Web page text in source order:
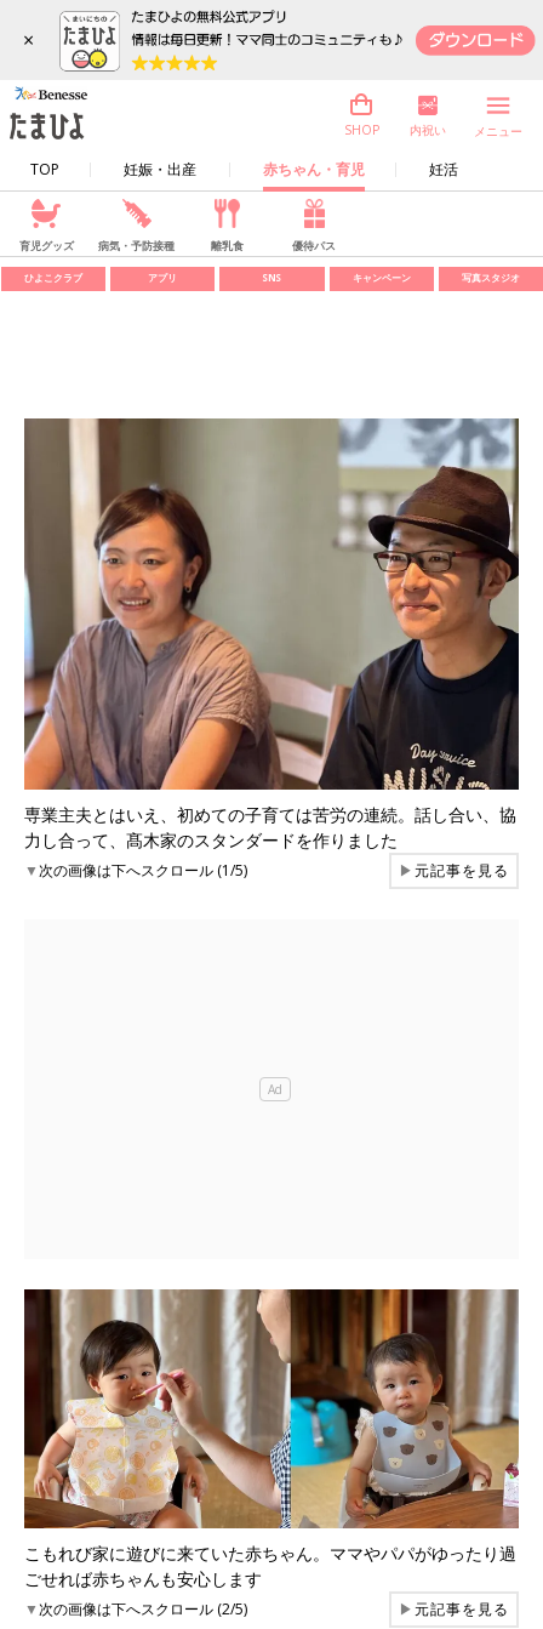
×
TOP 妊娠・出産 赤ちゃん・育児 妊活
SHOP 内祝い メニュー
育児グッズ 病気・予防接種 離乳食 優待パス
ひよこクラブ アプリ SNS キャンペーン 写真スタジオ
専業主夫とはいえ、初めての子育ては苦労の連続。話し合い、協
力し合って、髙木家のスタンダードを作りました
▼次の画像は下へスクロール (1/5) ▶元記事を見る
こもれび家に遊びに来ていた赤ちゃん。ママやパパがゆったり過
ごせれば赤ちゃんも安心します
▼次の画像は下へスクロール (2/5) ▶元記事を見る